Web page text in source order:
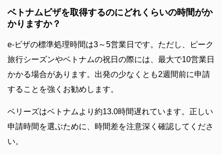
ベトナムビザを取得するのにどれくらいの時間がか
かりますか？
e-ビザの標準処理時間は3～5営業日です。ただし、ピーク
旅行シーズンやベトナムの祝日の際には、最大で10営業日
かかる場合があります。出発の少なくとも2週間前に申請
することを強くお勧めします。
ベリーズはベトナムより約13.0時間遅れています。正しい
申請時間を選ぶために、時間差を注意深く確認してくださ
い。